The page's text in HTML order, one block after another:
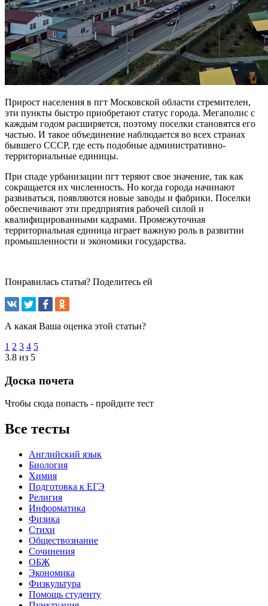
Прирост населения в пгт Московской области стремителен,
эти пункты быстро приобретают статус города. Мегаполис с
каждым годом расширяется, поэтому поселки становятся его
частью. И такое объединение наблюдается во всех странах
бывшего СССР, где есть подобные административно-
территориальные единицы.
При спаде урбанизации пгт теряют свое значение, так как
сокращается их численность. Но когда города начинают
развиваться, появляются новые заводы и фабрики. Поселки
обеспечивают эти предприятия рабочей силой и
квалифицированными кадрами. Промежуточная
территориальная единица играет важную роль в развитии
промышленности и экономики государства.
Понравилась статья? Поделитесь ей
А какая Ваша оценка этой статьи?
1 2 3 4 5
3.8 из 5
Доска почета
Чтобы сюда попасть - пройдите тест
Все тесты
Английский язык
Биология
Химия
Подготовка к ЕГЭ
Религия
Информатика
Физика
Стихи
Обществознание
Сочинения
ОБЖ
Экономика
Физкультура
Помощь студенту